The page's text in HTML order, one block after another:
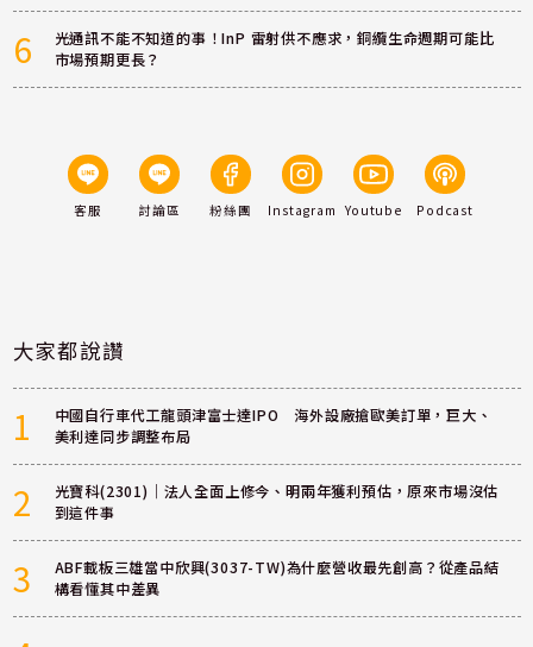
6
光通訊不能不知道的事！InP 雷射供不應求，銅纜生命週期可能比
市場預期更長？
客服 討論區 粉絲團 Instagram Youtube Podcast
大家都說讚
1
中國自行車代工龍頭津富士達IPO 海外設廠搶歐美訂單，巨大、
美利達同步調整布局
2
光寶科(2301)｜法人全面上修今、明兩年獲利預估，原來市場沒估
到這件事
3
ABF載板三雄當中欣興(3037-TW)為什麼營收最先創高？從產品結
構看懂其中差異